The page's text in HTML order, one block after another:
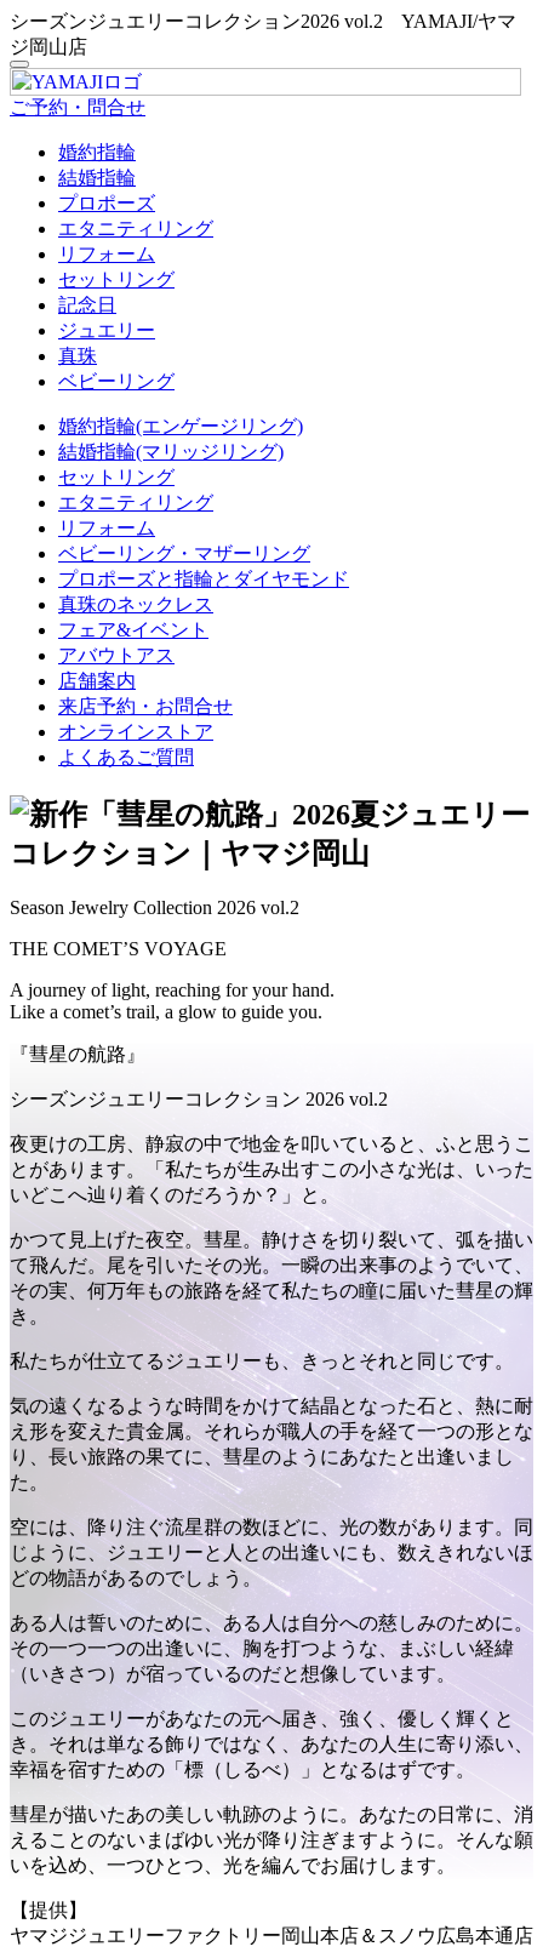
シーズンジュエリーコレクション2026 vol.2 YAMAJI/ヤマ
ジ岡山店
ご予約・問合せ
婚約指輪
結婚指輪
プロポーズ
エタニティリング
リフォーム
セットリング
記念日
ジュエリー
真珠
ベビーリング
婚約指輪(エンゲージリング)
結婚指輪(マリッジリング)
セットリング
エタニティリング
リフォーム
ベビーリング・マザーリング
プロポーズと指輪とダイヤモンド
真珠のネックレス
フェア&イベント
アバウトアス
店舗案内
来店予約・お問合せ
オンラインストア
よくあるご質問
Season Jewelry Collection 2026 vol.2
THE COMET’S VOYAGE
A journey of light, reaching for your hand.
Like a comet’s trail, a glow to guide you.
『彗星の航路』
シーズンジュエリーコレクション 2026 vol.2
夜更けの工房、静寂の中で地金を叩いていると、ふと思うこ
とがあります。「私たちが生み出すこの小さな光は、いった
いどこへ辿り着くのだろうか？」と。
かつて見上げた夜空。彗星。静けさを切り裂いて、弧を描い
て飛んだ。尾を引いたその光。一瞬の出来事のようでいて、
その実、何万年もの旅路を経て私たちの瞳に届いた彗星の輝
き。
私たちが仕立てるジュエリーも、きっとそれと同じです。
気の遠くなるような時間をかけて結晶となった石と、熱に耐
え形を変えた貴金属。それらが職人の手を経て一つの形とな
り、長い旅路の果てに、彗星のようにあなたと出逢いまし
た。
空には、降り注ぐ流星群の数ほどに、光の数があります。同
じように、ジュエリーと人との出逢いにも、数えきれないほ
どの物語があるのでしょう。
ある人は誓いのために、ある人は自分への慈しみのために。
その一つ一つの出逢いに、胸を打つような、まぶしい経緯
（いきさつ）が宿っているのだと想像しています。
このジュエリーがあなたの元へ届き、強く、優しく輝くと
き。それは単なる飾りではなく、あなたの人生に寄り添い、
幸福を宿すための「標（しるべ）」となるはずです。
彗星が描いたあの美しい軌跡のように。あなたの日常に、消
えることのないまばゆい光が降り注ぎますように。そんな願
いを込め、一つひとつ、光を編んでお届けします。
【提供】
ヤマジジュエリーファクトリー岡山本店＆スノウ広島本通店